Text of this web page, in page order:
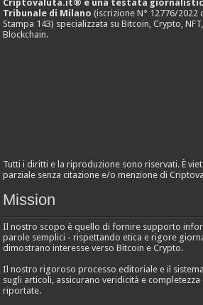
Criptovaluta.it® è una testata
Tribunale di Milano (iscrizione N° 12776/2022
Stampa 143) specializzata su Bitcoin, Crypto,
Blockchain.
Tutti i diritti e la riproduzione sono riservati. È
parziale senza citazione e/o menzione di
Mission
Il nostro scopo è quello di fornire supporto
parole semplici - rispettando etica e rigore
dimostrano interesse verso Bitcoin e Crypto.
Il nostro rigoroso processo editoriale e il
sugli articoli, assicurano veridicità e
riportate.